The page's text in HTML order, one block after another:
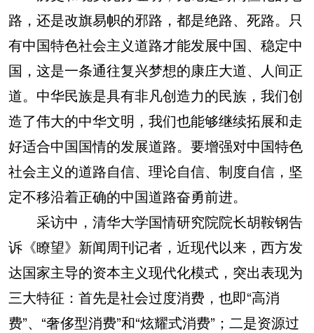
路，还是改旗易帜的邪路，都是绝路、死路。只
有中国特色社会主义道路才能发展中国、稳定中
国，这是一条通往复兴梦想的康庄大道、人间正
道。中华民族是具有非凡创造力的民族，我们创
造了伟大的中华文明，我们也能够继续拓展和走
好适合中国国情的发展道路。要增强对中国特色
社会主义的道路自信、理论自信、制度自信，坚
定不移沿着正确的中国道路奋勇前进。
采访中，清华大学国情研究院院长胡鞍钢告
诉《瞭望》新闻周刊记者，近现代以来，西方发
达国家主导的资本主义现代化模式，突出表现为
三大特征：首先是社会过度消费，也即“高消
费”、“奢侈型消费”和“炫耀式消费”；二是资源过